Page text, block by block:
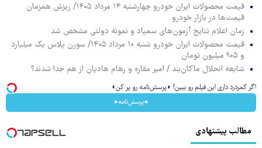
قیمت محصولات ایران خودرو چهارشنبه ۱۴ مرداد ۱۴۰۵/ ریزش همزمان
قیمت‌ها در بازار خودرو
زمان اعلام نتایج آزمون‌های سمپاد و نمونه دولتی مشخص شد
قیمت محصولات ایران خودرو شنبه ۱۰ مرداد ۱۴۰۵/ سورن پلاس یک میلیارد
و ۹۰۵ میلیون تومان
شایعه انحلال ماکان‌بند / امیر مقاره و رهام هادیان از هم جدا شدند؟
اگر کمردرد داری این فیلم رو ببین! ◗پرسش‌نامه رو پر کن◖
◂پرسش‌نامه▸
مطالب پیشنهادی